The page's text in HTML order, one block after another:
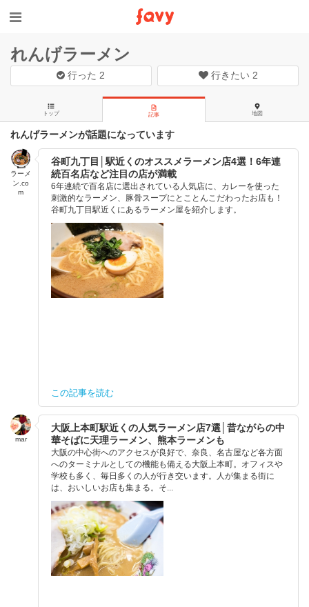
れんげラーメン
行った 2 行きたい 2
トップ 記事 地図
れんげラーメンが話題になっています
ラーメ
ン.co
m
谷町九丁目│駅近くのオススメラーメン店4選！6年連
続百名店など注目の店が満載
6年連続で百名店に選出されている人気店に、カレーを使った
刺激的なラーメン、豚骨スープにとことんこだわったお店も！
谷町九丁目駅近くにあるラーメン屋を紹介します。
この記事を読む
mar
大阪上本町駅近くの人気ラーメン店7選│昔ながらの中
華そばに天理ラーメン、熊本ラーメンも
大阪の中心街へのアクセスが良好で、奈良、名古屋など各方面
へのターミナルとしての機能も備える大阪上本町。オフィスや
学校も多く、毎日多くの人が行き交います。人が集まる街に
は、おいしいお店も集まる。そ...